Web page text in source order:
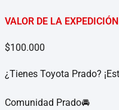
VALOR DE LA EXPEDICIÓN
$100.000
¿Tienes Toyota Prado?
Comunidad Prado🚘